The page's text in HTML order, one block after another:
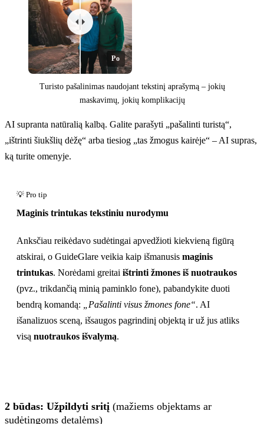
Po
Turisto pašalinimas naudojant tekstinį aprašymą – jokių
maskavimų, jokių komplikacijų
AI supranta natūralią kalbą. Galite parašyti „pašalinti turistą“,
„ištrinti šiukšlių dėžę“ arba tiesiog „tas žmogus kairėje“ – AI supras,
ką turite omenyje.
Maginis trintukas tekstiniu nurodymu
Anksčiau reikėdavo sudėtingai apvedžioti kiekvieną figūrą
atskirai, o GuideGlare veikia kaip išmanusis maginis
trintukas. Norėdami greitai ištrinti žmones iš nuotraukos
(pvz., trikdančią minią paminklo fone), pabandykite duoti
bendrą komandą:
„Pašalinti visus žmones fone“. AI
išanalizuos sceną, išsaugos pagrindinį objektą ir už jus atliks
visą nuotraukos išvalymą.
2 būdas: Užpildyti sritį (mažiems objektams ar
sudėtingoms detalėms)